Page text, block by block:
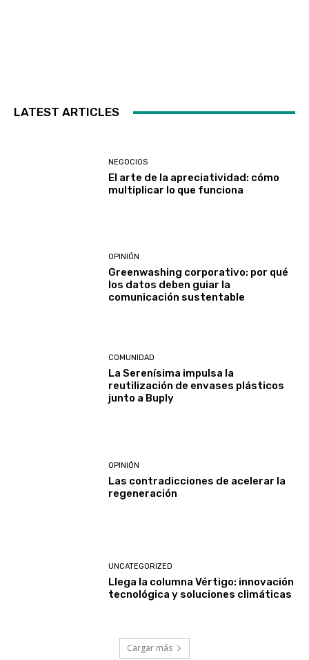
LATEST ARTICLES
NEGOCIOS
El arte de la apreciatividad: cómo
multiplicar lo que funciona
OPINIÓN
Greenwashing corporativo: por qué
los datos deben guiar la
comunicación sustentable
COMUNIDAD
La Serenísima impulsa la
reutilización de envases plásticos
junto a Buply
OPINIÓN
Las contradicciones de acelerar la
regeneración
UNCATEGORIZED
Llega la columna Vértigo: innovación
tecnológica y soluciones climáticas
Cargar más